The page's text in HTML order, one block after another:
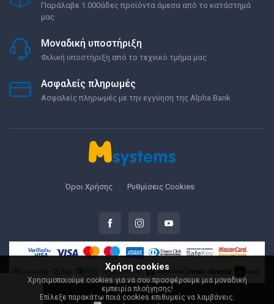
Παράλαβε 1.000άδες προϊόντα άμεσα από το κατάστημά
μας
Μοναδική υποστήριξη
Φιλική υποστήριξη από το τεχνικό τμήμα μας
Ασφαλείς πληρωμές
Ασφαλείς πληρωμές με την εγγύηση της Alpha Bank
Όροι Χρήσης Ρυθμίσεις Cookies
© 2000-2026 Msystems.gr
Χρήση cookies
Χρησιμοποιούμε cookies για να σου προσφέρουμε μια μοναδική
εμπειρία πλοήγησης!
Επίλεξε παρακάτω ποιά cookies επιθυμείς να λαμβάνεις: